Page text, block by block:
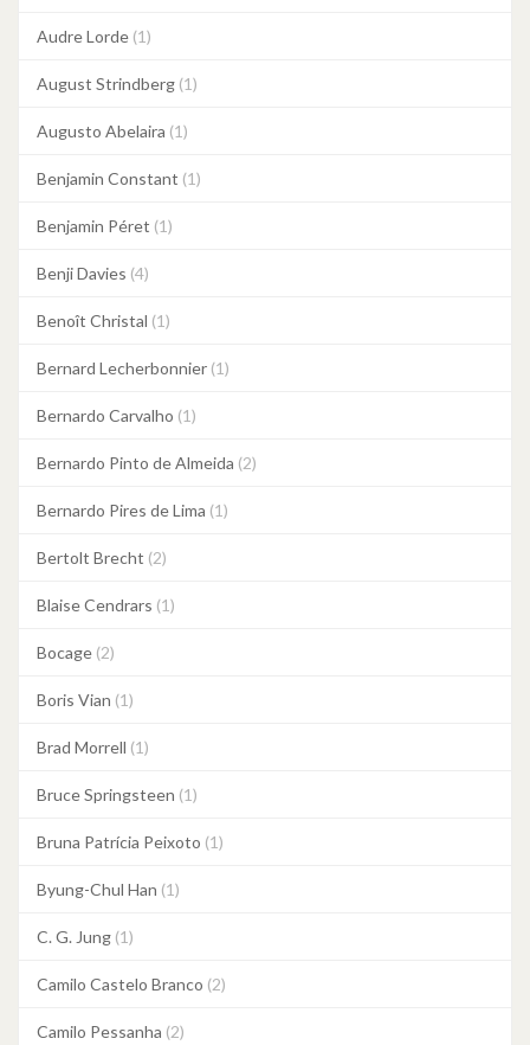
Audre Lorde (1)
August Strindberg (1)
Augusto Abelaira (1)
Benjamin Constant (1)
Benjamin Péret (1)
Benji Davies (4)
Benoît Christal (1)
Bernard Lecherbonnier (1)
Bernardo Carvalho (1)
Bernardo Pinto de Almeida (2)
Bernardo Pires de Lima (1)
Bertolt Brecht (2)
Blaise Cendrars (1)
Bocage (2)
Boris Vian (1)
Brad Morrell (1)
Bruce Springsteen (1)
Bruna Patrícia Peixoto (1)
Byung-Chul Han (1)
C. G. Jung (1)
Camilo Castelo Branco (2)
Camilo Pessanha (2)